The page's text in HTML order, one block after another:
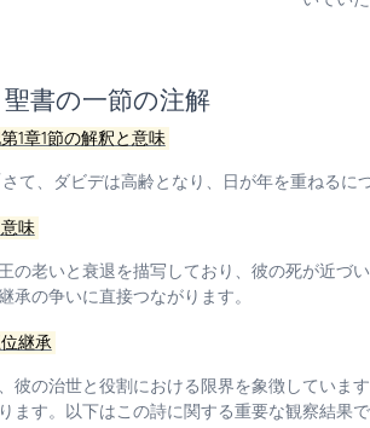
聖書の一節の注解
1章1節の解釈と意味
さて、ダビデは高齢となり、日が年を重ねるに
味
の老いと衰退を描写しており、彼の死が近づ
承の争いに直接つながります。
継承
彼の治世と役割における限界を象徴していま
ます。以下はこの詩に関する重要な観察結果で